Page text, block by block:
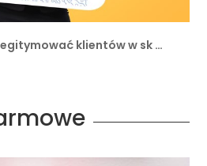
klientów w sk …